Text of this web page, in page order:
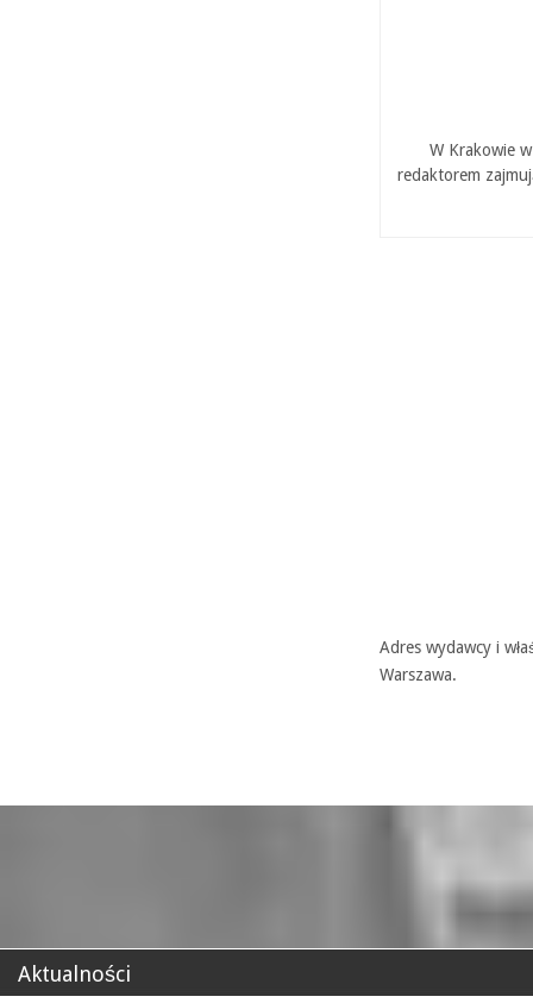
W Krakowie
redaktorem
Adres wydawcy i
Warszawa.
Aktualności